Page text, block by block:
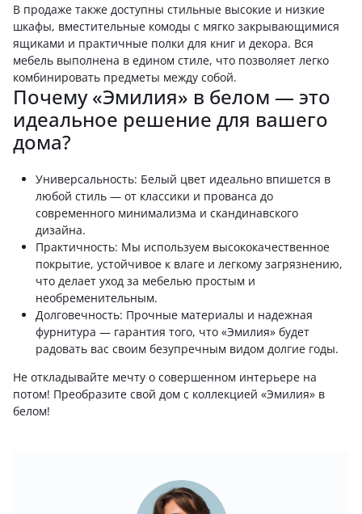
В продаже также доступны стильные высокие и низкие
шкафы, вместительные комоды с мягко закрывающимися
ящиками и практичные полки для книг и декора. Вся
мебель выполнена в едином стиле, что позволяет легко
комбинировать предметы между собой.
Почему «Эмилия» в белом — это
идеальное решение для вашего
дома?
Универсальность: Белый цвет идеально впишется в
любой стиль — от классики и прованса до
современного минимализма и скандинавского
дизайна.
Практичность: Мы используем высококачественное
покрытие, устойчивое к влаге и легкому загрязнению,
что делает уход за мебелью простым и
необременительным.
Долговечность: Прочные материалы и надежная
фурнитура — гарантия того, что «Эмилия» будет
радовать вас своим безупречным видом долгие годы.
Не откладывайте мечту о совершенном интерьере на
потом! Преобразите свой дом с коллекцией «Эмилия» в
белом!